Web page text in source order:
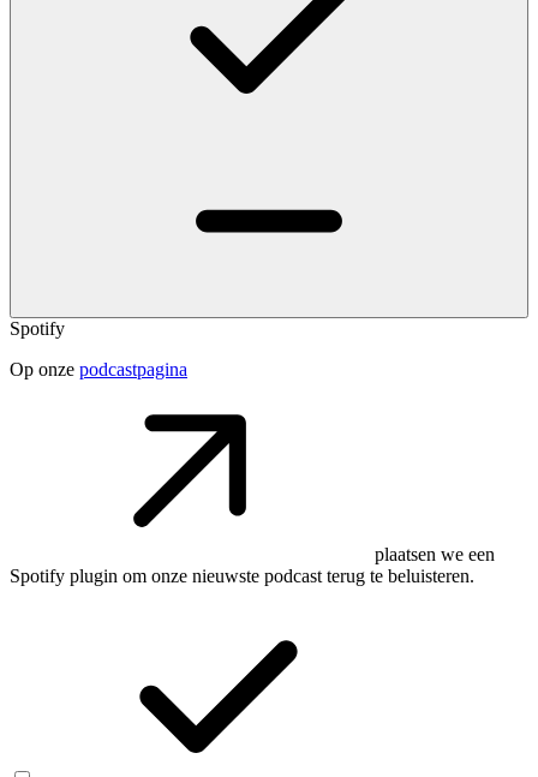
Spotify
Op onze podcastpagina
plaatsen we een
Spotify plugin om onze nieuwste podcast terug te beluisteren.